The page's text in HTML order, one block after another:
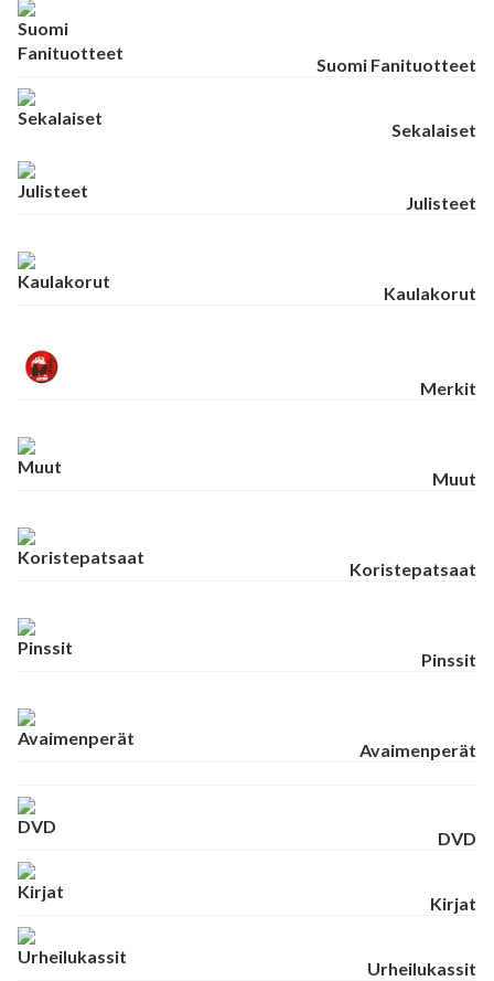
Suomi Fanituotteet
Sekalaiset
Julisteet
Kaulakorut
Merkit
Muut
Koristepatsaat
Pinssit
Avaimenperät
DVD
Kirjat
Urheilukassit